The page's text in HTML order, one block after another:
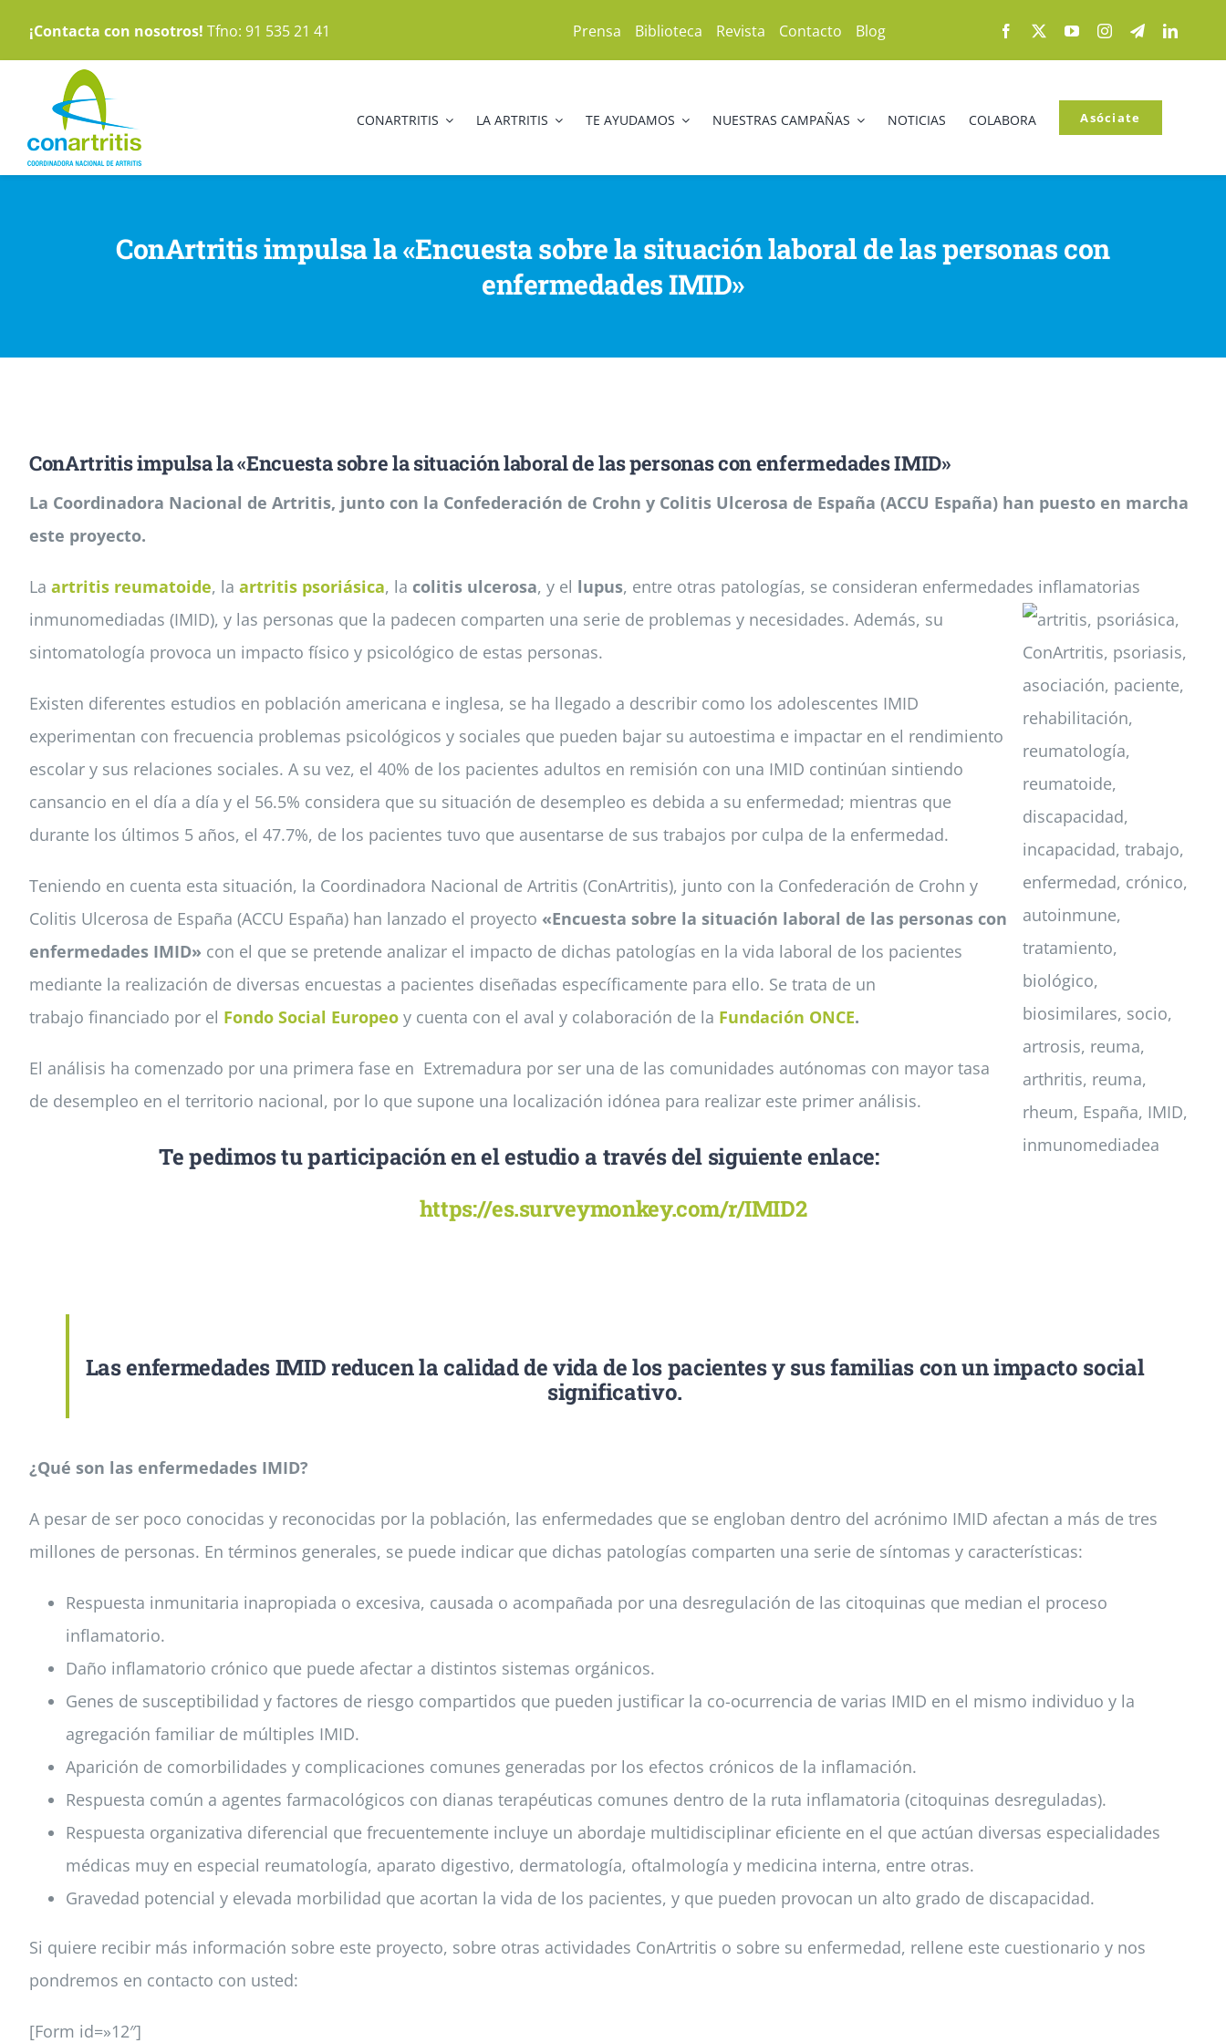
contenido
¡Contacta con nosotros! Tfno: 91 535 21 41 Prensa Biblioteca Revista Contacto Blog
CONARTRITIS LA ARTRITIS TE AYUDAMOS NUESTRAS CAMPAÑAS NOTICIAS COLABORA Asóciate
ConArtritis impulsa la «Encuesta sobre la situación laboral de las personas con
enfermedades IMID»
ConArtritis impulsa la «Encuesta sobre la situación laboral de las personas con enfermedades IMID»
La Coordinadora Nacional de Artritis, junto con la Confederación de Crohn y Colitis Ulcerosa de España (ACCU España) han puesto en marcha
este proyecto.
La artritis reumatoide, la artritis psoriásica, la colitis ulcerosa, y el lupus, entre otras patologías, se consideran enfermedades inflamatorias
inmunomediadas (IMID), y las personas que la padecen comparten una serie de problemas y necesidades. Además, su
sintomatología provoca un impacto físico y psicológico de estas personas.
Existen diferentes estudios en población americana e inglesa, se ha llegado a describir como los adolescentes IMID
experimentan con frecuencia problemas psicológicos y sociales que pueden bajar su autoestima e impactar en el rendimiento
escolar y sus relaciones sociales. A su vez, el 40% de los pacientes adultos en remisión con una IMID continúan sintiendo
cansancio en el día a día y el 56.5% considera que su situación de desempleo es debida a su enfermedad; mientras que
durante los últimos 5 años, el 47.7%, de los pacientes tuvo que ausentarse de sus trabajos por culpa de la enfermedad.
Teniendo en cuenta esta situación, la Coordinadora Nacional de Artritis (ConArtritis), junto con la Confederación de Crohn y
Colitis Ulcerosa de España (ACCU España) han lanzado el proyecto «Encuesta sobre la situación laboral de las personas con
enfermedades IMID» con el que se pretende analizar el impacto de dichas patologías en la vida laboral de los pacientes
mediante la realización de diversas encuestas a pacientes diseñadas específicamente para ello. Se trata de un
trabajo financiado por el Fondo Social Europeo y cuenta con el aval y colaboración de la Fundación ONCE.
El análisis ha comenzado por una primera fase en Extremadura por ser una de las comunidades autónomas con mayor tasa
de desempleo en el territorio nacional, por lo que supone una localización idónea para realizar este primer análisis.
Te pedimos tu participación en el estudio a través del siguiente enlace:
https://es.surveymonkey.com/r/IMID2
Las enfermedades IMID reducen la calidad de vida de los pacientes y sus familias con un impacto social
significativo.
¿Qué son las enfermedades IMID?
A pesar de ser poco conocidas y reconocidas por la población, las enfermedades que se engloban dentro del acrónimo IMID afectan a más de tres
millones de personas. En términos generales, se puede indicar que dichas patologías comparten una serie de síntomas y características:
Respuesta inmunitaria inapropiada o excesiva, causada o acompañada por una desregulación de las citoquinas que median el proceso
inflamatorio.
Daño inflamatorio crónico que puede afectar a distintos sistemas orgánicos.
Genes de susceptibilidad y factores de riesgo compartidos que pueden justificar la co-ocurrencia de varias IMID en el mismo individuo y la
agregación familiar de múltiples IMID.
Aparición de comorbilidades y complicaciones comunes generadas por los efectos crónicos de la inflamación.
Respuesta común a agentes farmacológicos con dianas terapéuticas comunes dentro de la ruta inflamatoria (citoquinas desreguladas).
Respuesta organizativa diferencial que frecuentemente incluye un abordaje multidisciplinar eficiente en el que actúan diversas especialidades
médicas muy en especial reumatología, aparato digestivo, dermatología, oftalmología y medicina interna, entre otras.
Gravedad potencial y elevada morbilidad que acortan la vida de los pacientes, y que pueden provocan un alto grado de discapacidad.
Si quiere recibir más información sobre este proyecto, sobre otras actividades ConArtritis o sobre su enfermedad, rellene este cuestionario y nos
pondremos en contacto con usted:
[Form id=»12″]